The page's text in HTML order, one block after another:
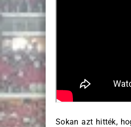
Sokan azt hitték,